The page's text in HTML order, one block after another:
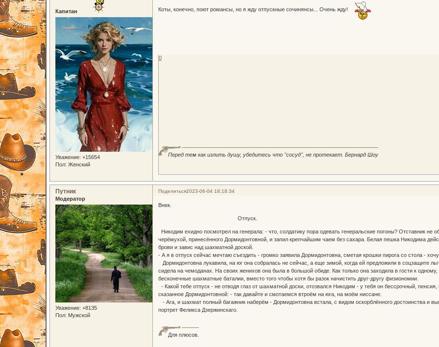
Капитан
Уважение: +15654
Пол: Женский
Коты, конечно, поют романсы, но я жду отпускные сочинянсы... Очень жду!
Перед тем как излить душу, убедитесь что "сосуд", не протекает. Бернард Шоу
0
Поделиться2023-06-04 18:18:34
Путник
Модератор
Уважение: +8135
Пол: Мужской
Внек.
Отпуск.
Никодим ехидно посмотрел на генерала: - что, солдатику пора одевать генеральские погоны? Отставник не
черёмухой, принесённого Дормидонтовной, и запил крепчайшим чаем без сахара. Белая пешка Никодима
брови и завис над шахматной доской.
- А я в отпуск сейчас мечтаю съездить - громко заявила Дормидонтовна, сметая крошки пирога со стола -
Дормидонтовна лукавила, на юг она собралась не сейчас, а еще зимой, когда ей предложили в соцзащите
сидела на чемоданах. На своих женихов она была в большой обиде. Как только она заходила в гости к одному,
бесконечные шахматные баталии, вместо того чтобы хотя бы разок начистить друг-другу физиономии.
- Какой тебе отпуск - не отводя глаз от шахматной доски, отозвался Никодим - у тебя он бессрочный,
сказанное Дормидонтовной: - так давайте и смотаемся втроём на юга, на моём ниссане.
- Ага, и шахмат полный багажник наберём - Дормидонтовна встала, с видом оскорблённого достоинства и
портрет Феликса Дзержинскаго.
Для плюсов.